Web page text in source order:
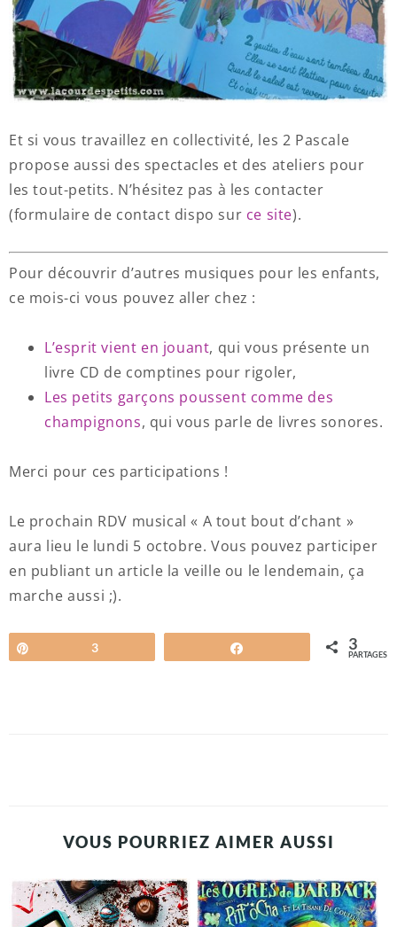
Et si vous travaillez en collectivité, les 2 Pascale
propose aussi des spectacles et des ateliers pour
les tout-petits. N’hésitez pas à les contacter
(formulaire de contact dispo sur ce site).
Pour découvrir d’autres musiques pour les enfants,
ce mois-ci vous pouvez aller chez :
L’esprit vient en jouant, qui vous présente un
livre CD de comptines pour rigoler,
Les petits garçons poussent comme des
champignons, qui vous parle de livres sonores.
Merci pour ces participations !
Le prochain RDV musical « A tout bout d’chant »
aura lieu le lundi 5 octobre. Vous pouvez participer
en publiant un article la veille ou le lendemain, ça
marche aussi ;).
3 3
PARTAGES
VOUS POURRIEZ AIMER AUSSI